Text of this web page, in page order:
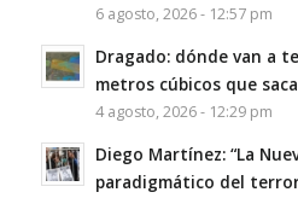
6 agosto, 2026 - 12:57 pm
Dragado: dónde van a
metros cúbicos que
4 agosto, 2026 - 12:29 pm
Diego Martínez: “La
paradigmático del